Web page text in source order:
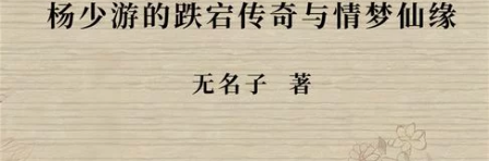
居家生活 3C家電 運動休閒 親子玩具
女裝 化妝保養 情趣用品